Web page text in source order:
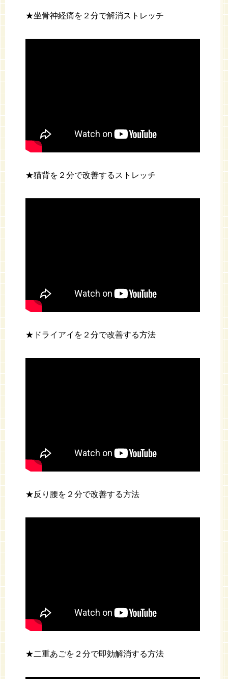
★坐骨神経痛を２分で解消ストレッチ
★猫背を２分で改善するストレッチ
★ドライアイを２分で改善する方法
★反り腰を２分で改善する方法
★二重あごを２分で即効解消する方法